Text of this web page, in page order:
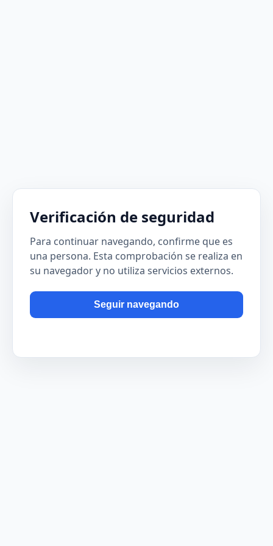
Verificación de seguridad
Para continuar navegando, confirme que es
una persona. Esta comprobación se realiza en
su navegador y no utiliza servicios externos.
Seguir navegando